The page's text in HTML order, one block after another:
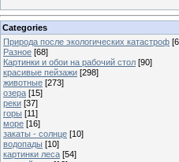
Categories
Природа после экологических катастроф
Разное [68]
Картинки и обои на рабочий стол [90]
красивые пейзажи [298]
животные [273]
озера [15]
реки [37]
горы [11]
море [16]
закаты - солнце [10]
водопады [10]
картинки леса [54]